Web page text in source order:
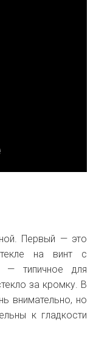
Первый — это
на винт с
— типичное для
за кромку. В
внимательно, но
к гладкости